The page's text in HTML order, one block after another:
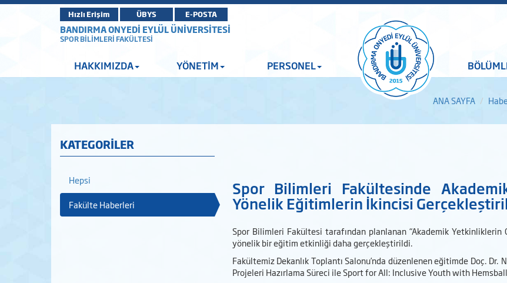
Hızlı Erişim ÜBYS E-POSTA
BANDIRMA ONYEDİ EYLÜL ÜNİVERSİTESİ
SPOR BİLİMLERİ FAKÜLTESİ
HAKKIMIZDA YÖNETİM PERSONEL
ANA SAYFA
KATEGORİLER
Hepsi
Fakülte Haberleri
Spor Bilimleri Fakültesinde
Yönelik Eğitimlerin İkincisi
Spor Bilimleri Fakültesi tarafından planlanan “Akademik Yetkinliklerin
yönelik bir eğitim etkinliği daha gerçekleştirildi.
Fakültemiz Dekanlık Toplantı Salonu’nda düzenlenen eğitimde Doç. Dr.
Projeleri Hazırlama Süreci ile Sport for All: Inclusive Youth with